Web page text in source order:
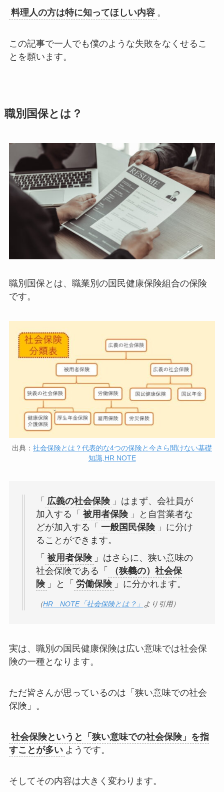
料理人の方は特に知ってほしい内容 。
この記事で一人でも僕のような失敗をなくせるこ
とを願います。
職別国保とは？
職別国保とは、職業別の国民健康保険組合の保険
です。
出典： 社会保険とは？代表的な4つの保険と今さら聞けない基礎
知識,HR NOTE
「 広義の社会保険 」はまず、会社員が
加入する「 被用者保険 」と自営業者な
どが加入する「 一般国民保険 」に分け
ることができます。
「 被用者保険 」はさらに、狭い意味の
社会保険である「
（狭義の）社会保
険 」と「 労働保険 」に分かれます。
（HR NOTE「社会保険とは？」 より引用）
実は、職別の国民健康保険は広い意味では社会保
険の一種となります。
ただ皆さんが思っているのは「 狭い意味での社会
保険 」。
社会保険というと「狭い意味での社会保険」を指
すことが多い ようです。
そしてその内容は大きく変わります。